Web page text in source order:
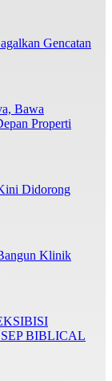
Gencatan
Bawa
Properti
Didorong
Klinik
BIBLICAL